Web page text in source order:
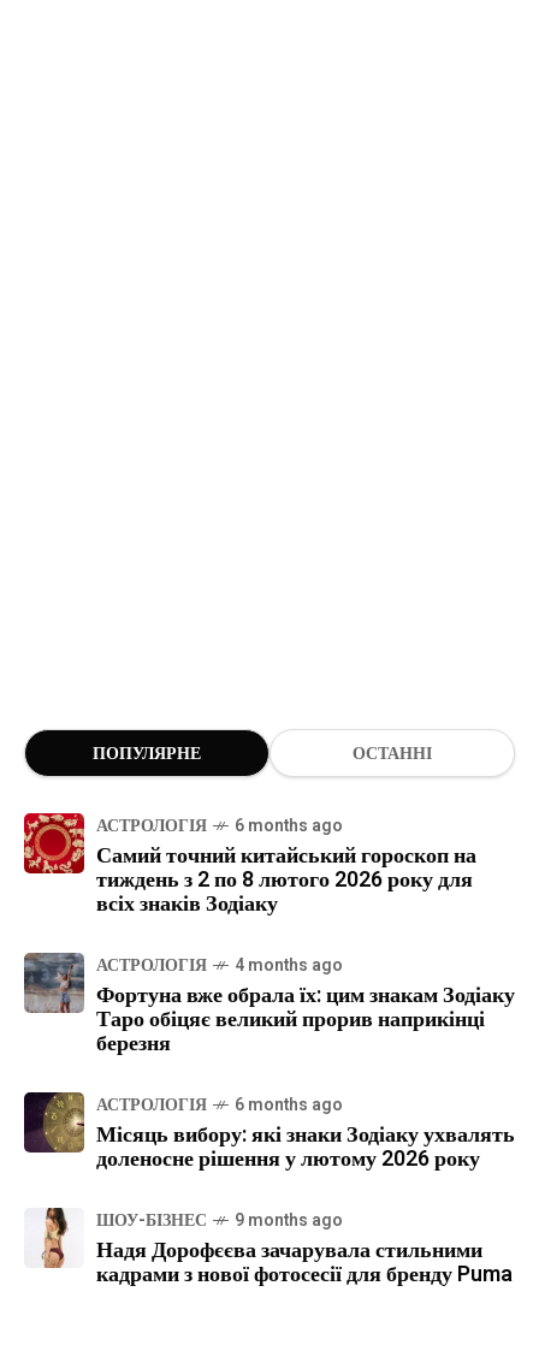
ПОПУЛЯРНЕ ОСТАННІ
АСТРОЛОГІЯ 6 months ago
Самий точний китайський гороскоп на
тиждень з 2 по 8 лютого 2026 року для
всіх знаків Зодіаку
АСТРОЛОГІЯ 4 months ago
Фортуна вже обрала їх: цим знакам Зодіаку
Таро обіцяє великий прорив наприкінці
березня
АСТРОЛОГІЯ 6 months ago
Місяць вибору: які знаки Зодіаку ухвалять
доленосне рішення у лютому 2026 року
ШОУ-БІЗНЕС 9 months ago
Надя Дорофєєва зачарувала стильними
кадрами з нової фотосесії для бренду Puma